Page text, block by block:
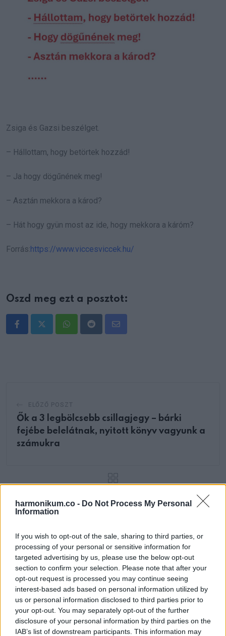
harmonikum.co - Do Not Process My Personal
Information
If you wish to opt-out of the sale, sharing to third parties, or
processing of your personal or sensitive information for
targeted advertising by us, please use the below opt-out
section to confirm your selection. Please note that after your
opt-out request is processed you may continue seeing
interest-based ads based on personal information utilized by
us or personal information disclosed to third parties prior to
your opt-out. You may separately opt-out of the further
disclosure of your personal information by third parties on the
IAB’s list of downstream participants. This information may
Zsiga és Gazsi beszélget.
– Hállottam, hogy betörtek hozzád!
– Ja hogy dögűnének meg!
– Asztán mekkora a károd?
– Hát hogy gyün most az ide, hogy mekkora a káróm?
Forrás:https://www.viccesviccek.hu/
Oszd meg ezt a posztot:
WhatsappRedditShare
Ők a 3 legbölcsebb csillagjegy – bárki
fejébe belelátnak, nyitott könyv vagyunk a
számukra
További bejegyzések